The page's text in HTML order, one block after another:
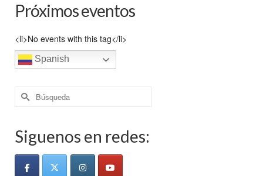
Próximos eventos
<li>No events with this tag</li>
Spanish
Buscar
por:
Siguenos en redes: